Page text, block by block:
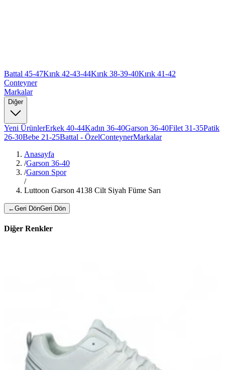
Battal 45-47Kırık 42-43-44Kırık 38-39-40Kırık 41-42
Conteyner
Markalar
Diğer
Yeni ÜrünlerErkek 40-44Kadın 36-40Garson 36-40Filet 31-35Patik
26-30Bebe 21-25Battal - ÖzelConteynerMarkalar
Anasayfa
/Garson 36-40
/Garson Spor
/
Luttoon Garson 4138 Cilt Siyah Füme Sarı
←Geri DönGeri Dön
Diğer Renkler